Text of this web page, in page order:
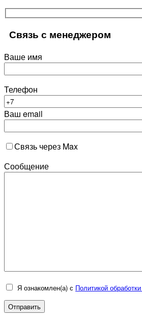
Связь с менеджером
Ваше имя
Телефон
Ваш email
Связь через Max
Сообщение
Я ознакомлен(а) с Политикой